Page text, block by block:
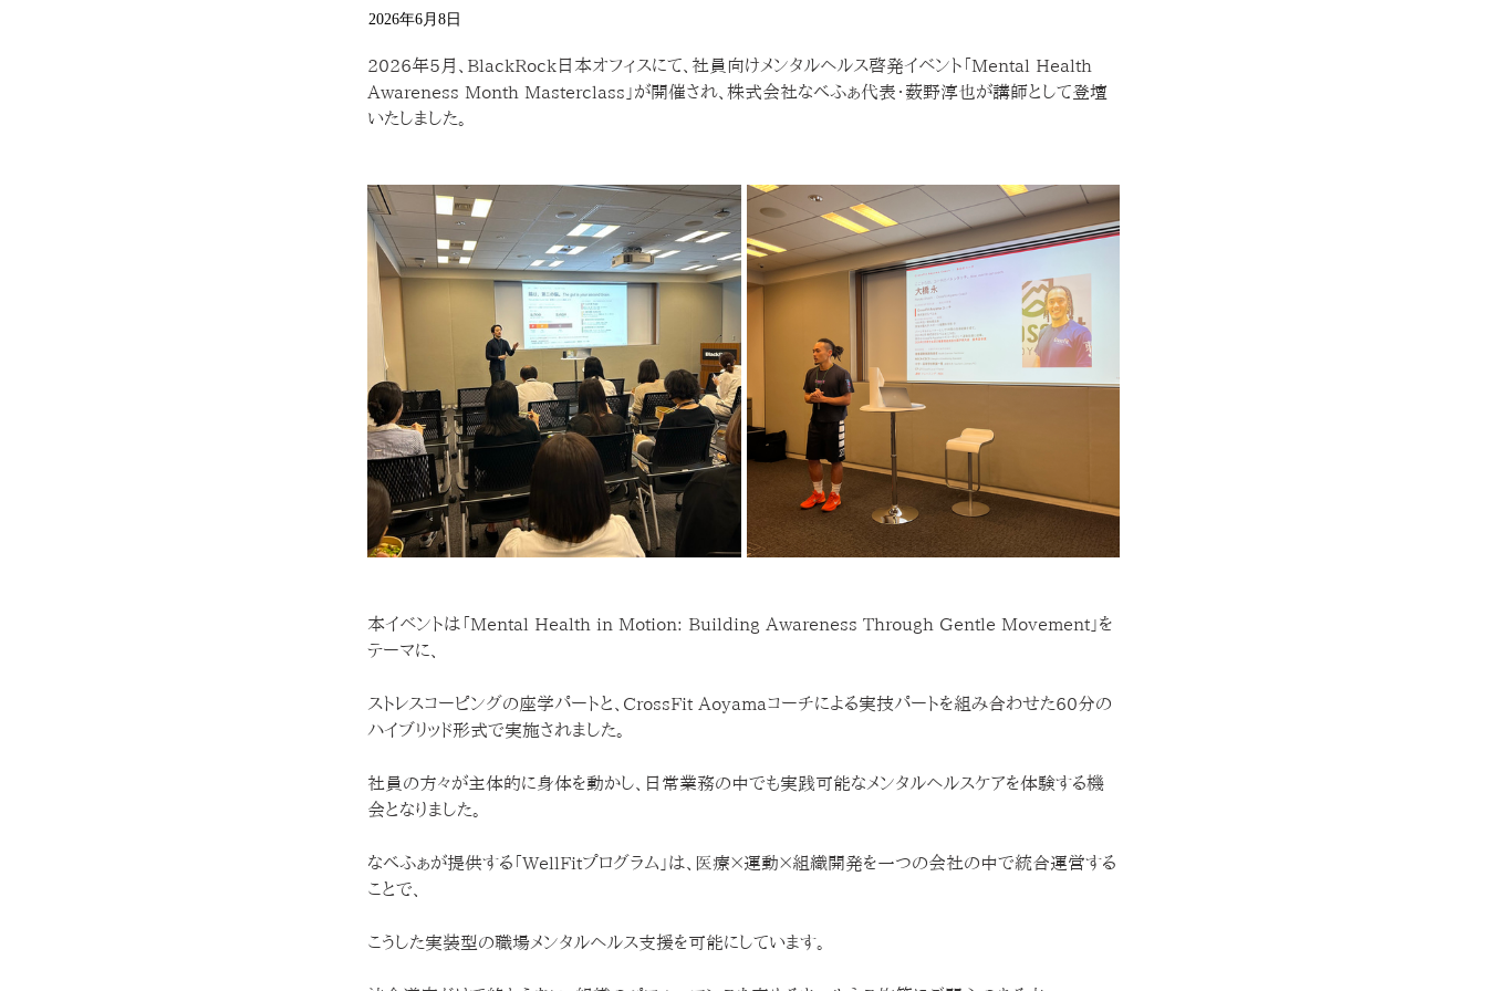
2026年6月8日
2026年5月、BlackRock日本オフィスにて、社員向けメンタルヘルス啓発イベント「Mental Health
Awareness Month Masterclass」が開催され、株式会社なべふぁ代表・薮野淳也が講師として登壇
いたしました。
本イベントは「Mental Health in Motion: Building Awareness Through Gentle Movement」を
テーマに、
ストレスコーピングの座学パートと、CrossFit Aoyamaコーチによる実技パートを組み合わせた60分の
ハイブリッド形式で実施されました。
社員の方々が主体的に身体を動かし、日常業務の中でも実践可能なメンタルヘルスケアを体験する機
会となりました。
なべふぁが提供する「WellFitプログラム」は、医療×運動×組織開発を一つの会社の中で統合運営する
ことで、
こうした実装型の職場メンタルヘルス支援を可能にしています。